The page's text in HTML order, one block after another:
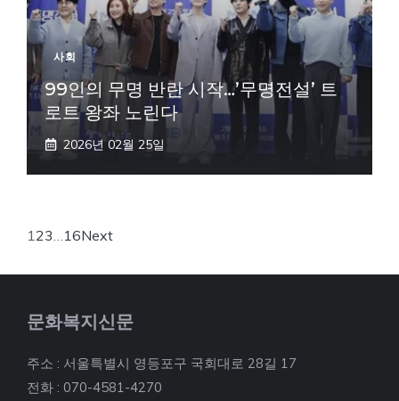
사회
99인의 무명 반란 시작…’무명전설’ 트
로트 왕좌 노린다
2026년 02월 25일
1 23 16Next
문화복지신문
주소 : 서울특별시 영등포구 국회대로 28길 17
전화 : 070-4581-4270